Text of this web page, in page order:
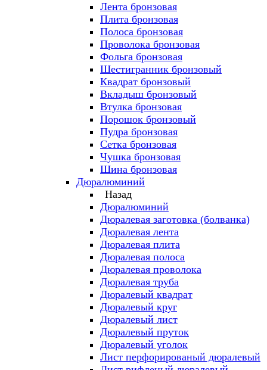
Лента бронзовая
Плита бронзовая
Полоса бронзовая
Проволока бронзовая
Фольга бронзовая
Шестигранник бронзовый
Квадрат бронзовый
Вкладыш бронзовый
Втулка бронзовая
Порошок бронзовый
Пудра бронзовая
Сетка бронзовая
Чушка бронзовая
Шина бронзовая
Дюралюминий
Назад
Дюралюминий
Дюралевая заготовка (болванка)
Дюралевая лента
Дюралевая плита
Дюралевая полоса
Дюралевая проволока
Дюралевая труба
Дюралевый квадрат
Дюралевый круг
Дюралевый лист
Дюралевый пруток
Дюралевый уголок
Лист перфорированый дюралевый